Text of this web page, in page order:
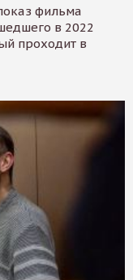
фильма
в 2022
проходит в